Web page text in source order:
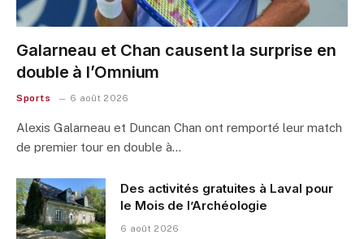
Galarneau et Chan causent la surprise en
double à l’Omnium
Sports 6 août 2026
Alexis Galarneau et Duncan Chan ont remporté leur match
de premier tour en double à…
Des activités gratuites à Laval pour
le Mois de l’Archéologie
6 août 2026